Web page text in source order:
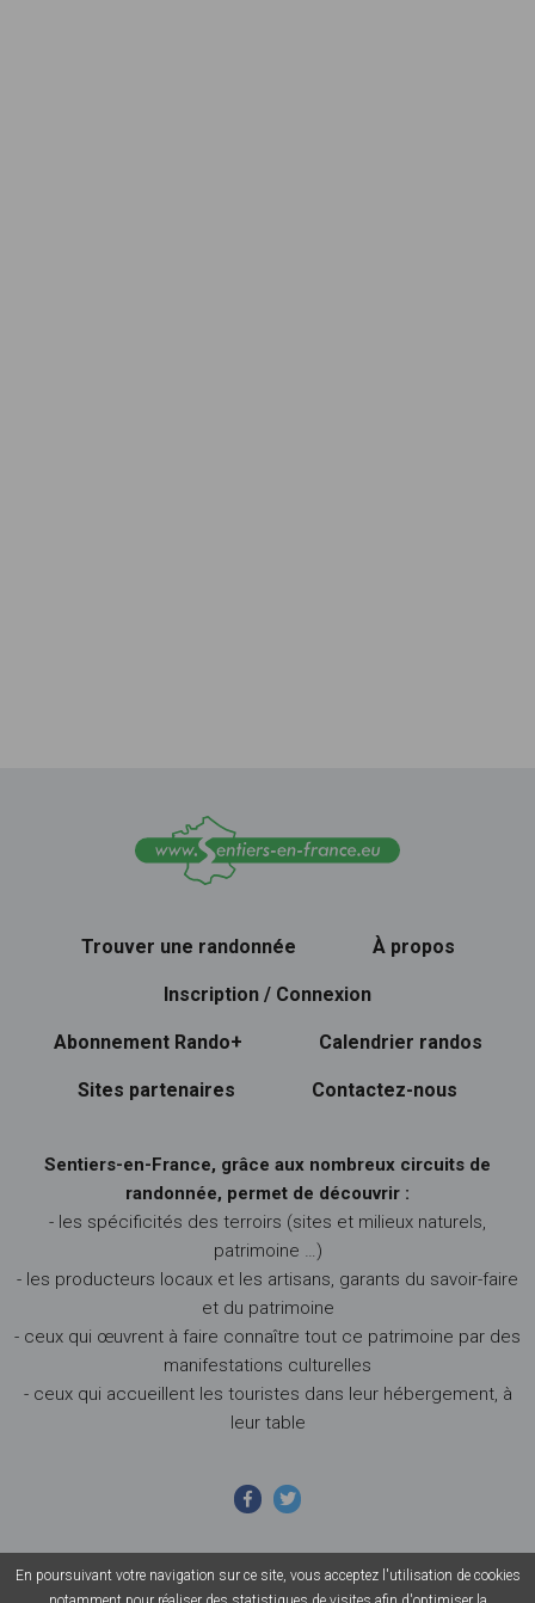
Trouver une randonnée À propos
Inscription / Connexion
Abonnement Rando+ Calendrier randos
Sites partenaires Contactez-nous
Sentiers-en-France, grâce aux nombreux circuits de
randonnée, permet de découvrir :
- les spécificités des terroirs (sites et milieux naturels,
patrimoine …)
- les producteurs locaux et les artisans, garants du savoir-faire
et du patrimoine
- ceux qui œuvrent à faire connaître tout ce patrimoine par des
manifestations culturelles
- ceux qui accueillent les touristes dans leur hébergement, à
leur table
© 2026 Sentiers en France - Tous droits réservés - Photos non
En poursuivant votre navigation sur ce site, vous acceptez l'utilisation de cookies